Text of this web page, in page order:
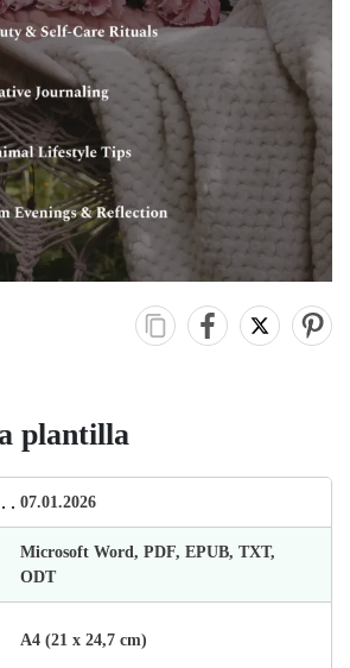
plantilla
07.01.2026
Microsoft Word, PDF, EPUB, TXT,
ODT
А4 (21 х 24,7 cm)